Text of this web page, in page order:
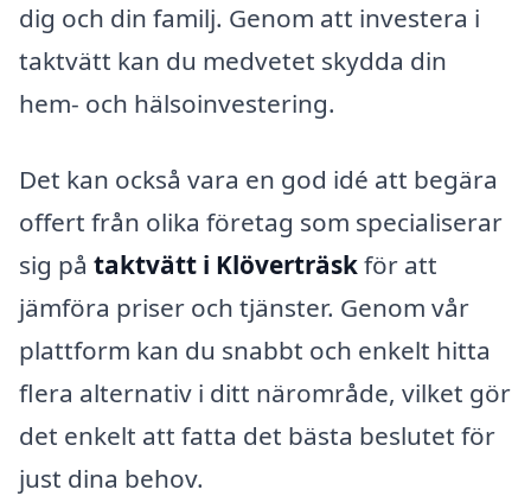
dig och din familj. Genom att investera i
taktvätt kan du medvetet skydda din
hem- och hälsoinvestering.
Det kan också vara en god idé att begära
offert från olika företag som specialiserar
sig på taktvätt i Klöverträskför att
jämföra priser och tjänster. Genom vår
plattform kan du snabbt och enkelt hitta
flera alternativ i ditt närområde, vilket gör
det enkelt att fatta det bästa beslutet för
just dina behov.